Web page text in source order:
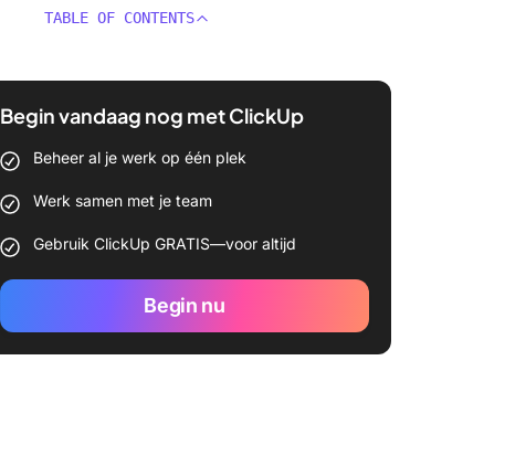
TABLE OF CONTENTS
Begin vandaag nog met ClickUp
Beheer al je werk op één plek
Werk samen met je team
Gebruik ClickUp GRATIS—voor altijd
Begin nu